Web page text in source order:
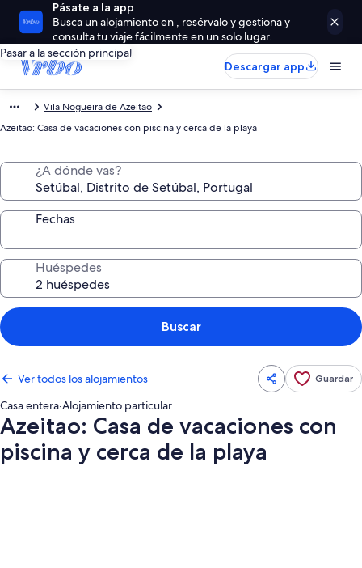
Pásate a la app
Busca un alojamiento en , resérvalo y gestiona y
consulta tu viaje fácilmente en un solo lugar.
Pasar a la sección principal
Descargar app
Vila Nogueira de Azeitão
Azeitao: Casa de vacaciones con piscina y cerca de la playa
¿A dónde vas?
Fechas
Huéspedes
Buscar
Ver todos los alojamientos Guardar
Casa entera·Alojamiento particular
Azeitao: Casa de vacaciones con
piscina y cerca de la playa